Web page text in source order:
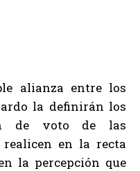
alianza entre los
la definirán los
de voto de las
realicen en la recta
la percepción que